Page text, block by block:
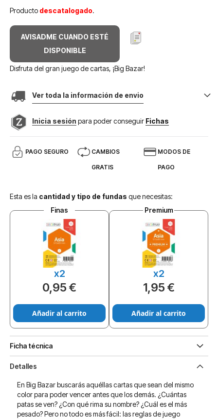
imágenes
Producto descatalogado.
AVISADME CUANDO ESTÉ
DISPONIBLE
Disfruta del gran juego de cartas, ¡Big Bazar!
Ver toda la información de envio
Inicia sesión para poder conseguir Fichas
PAGO SEGURO CAMBIOS
GRATIS
MODOS DE
PAGO
Esta es la cantidad y tipo de fundas que necesitas:
Finas
x2
0,95 €
Añadir al carrito
Premium
x2
1,95 €
Añadir al carrito
Ficha técnica
Detalles
En Big Bazar buscarás aquéllas cartas que sean del mismo
color para poder vencer antes que los demás. ¿Cuántas
patas se ven? ¿Con qué rima su nombre? ¿Cuál es el más
pesado? Pero no todo es más fácil: las reglas de juego